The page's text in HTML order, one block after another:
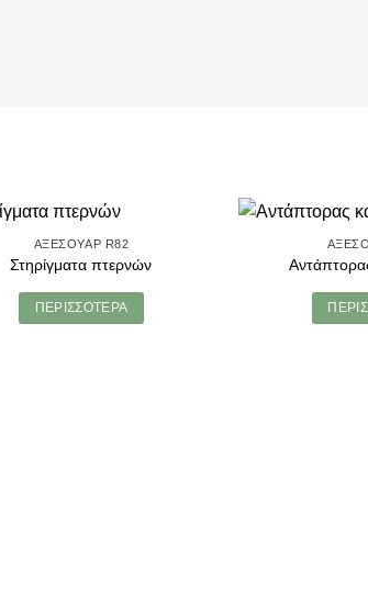
ΑΞΕΣΟΥΆΡ R82
Στηρίγματα πτερνών
ΠΕΡΙΣΣΌΤΕΡΑ